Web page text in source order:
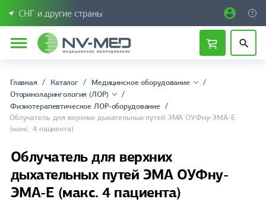
СНГ и другие страны
Главная Каталог
Медицинское оборудование
Оториноларингология (ЛОР)
Физиотерапевтическое ЛОР-оборудование
Облучатель для верхних дыхательных путей ЭМА ОУФну-ЭМА-Е
(макс. 4 пациента)
Облучатель для верхних
дыхательных путей ЭМА ОУФну-
ЭМА-Е (макс. 4 пациента)